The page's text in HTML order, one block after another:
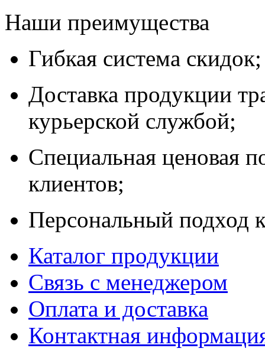
Наши преимущества
Гибкая система скидок;
Доставка продукции
курьерской службой;
Специальная ценовая
клиентов;
Персональный подход
Каталог продукции
Связь с менеджером
Оплата и доставка
Контактная